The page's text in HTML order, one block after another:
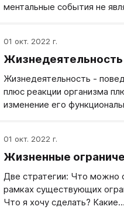
ментальные события не
(каузальных) факторов.
01 окт. 2022 г.
Жизнедеятельность
Жизнедеятельность -
плюс реакции организма
изменение его
01 окт. 2022 г.
Жизненные
Две стратегии: Что можно
рамках существующих
Что я хочу сделать? Какие